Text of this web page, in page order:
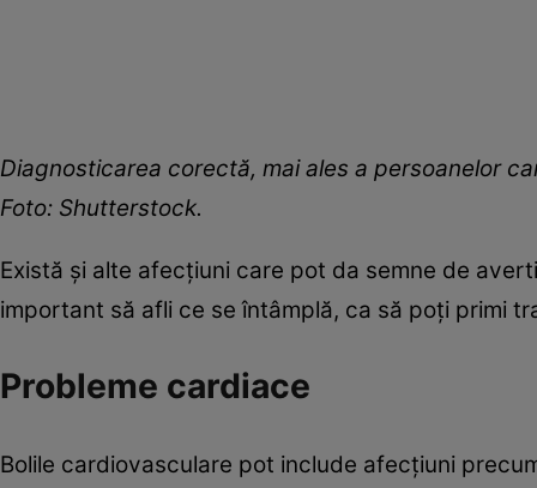
Diagnosticarea corectă, mai ales a persoanelor
Foto: Shutterstock.
Există și alte afecțiuni care pot da semne de
important să afli ce se întâmplă, ca să poți primi
Probleme cardiace
Bolile cardiovasculare pot include afecțiuni